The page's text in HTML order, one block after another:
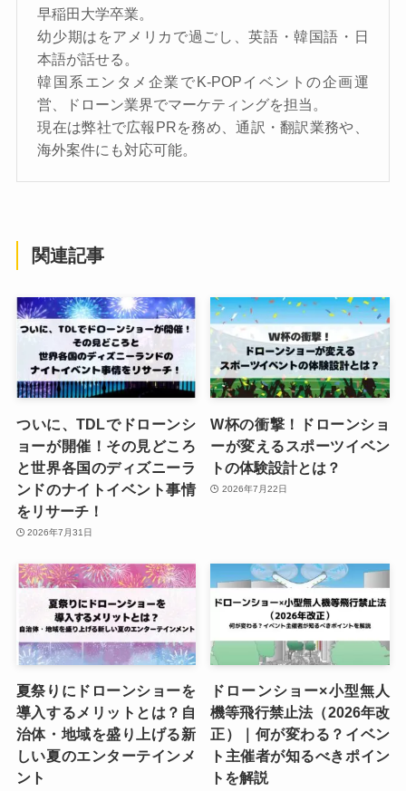
早稲田大学卒業。
幼少期はをアメリカで過ごし、英語・韓国語・日
本語が話せる。
韓国系エンタメ企業でK-POPイベントの企画運
営、ドローン業界でマーケティングを担当。
現在は弊社で広報PRを務め、通訳・翻訳業務や、
海外案件にも対応可能。
関連記事
ついに、TDLでドローンシ
ョーが開催！その見どころ
と世界各国のディズニーラ
ンドのナイトイベント事情
をリサーチ！
2026年7月31日
W杯の衝撃！ドローンショ
ーが変えるスポーツイベン
トの体験設計とは？
2026年7月22日
夏祭りにドローンショーを
導入するメリットとは？自
治体・地域を盛り上げる新
しい夏のエンターテインメ
ント
ドローンショー×小型無人
機等飛行禁止法（2026年改
正）｜何が変わる？イベン
ト主催者が知るべきポイン
トを解説